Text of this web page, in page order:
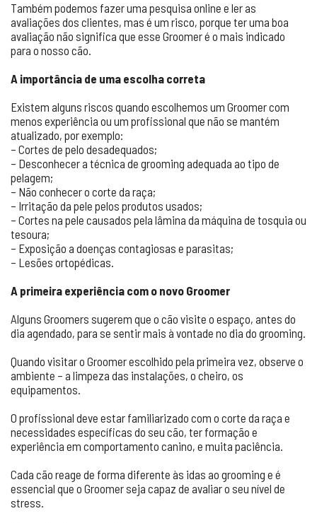
Também podemos fazer uma pesquisa online e ler as
avaliações dos clientes, mas é um risco, porque ter uma boa
avaliação não significa que esse Groomer é o mais indicado
para o nosso cão.
A importância de uma escolha correta
Existem alguns riscos quando escolhemos um Groomer com
menos experiência ou um profissional que não se mantém
atualizado, por exemplo:
– Cortes de pelo desadequados;
– Desconhecer a técnica de grooming adequada ao tipo de
pelagem;
– Não conhecer o corte da raça;
– Irritação da pele pelos produtos usados;
– Cortes na pele causados pela lâmina da máquina de tosquia ou
tesoura;
– Exposição a doenças contagiosas e parasitas;
– Lesões ortopédicas.
A primeira experiência com o novo Groomer
Alguns Groomers sugerem que o cão visite o espaço, antes do
dia agendado, para se sentir mais à vontade no dia do grooming.
Quando visitar o Groomer escolhido pela primeira vez, observe o
ambiente – a limpeza das instalações, o cheiro, os
equipamentos.
O profissional deve estar familiarizado com o corte da raça e
necessidades específicas do seu cão, ter formação e
experiência em comportamento canino, e muita paciência.
Cada cão reage de forma diferente às idas ao grooming e é
essencial que o Groomer seja capaz de avaliar o seu nível de
stress.